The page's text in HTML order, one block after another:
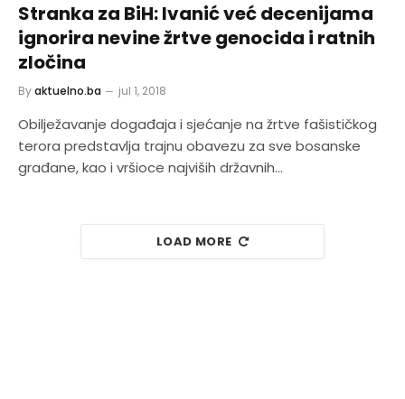
Stranka za BiH: Ivanić već decenijama
ignorira nevine žrtve genocida i ratnih
zločina
Byaktuelno.ba jul 1, 2018
Obilježavanje događaja i sjećanje na žrtve fašističkog
terora predstavlja trajnu obavezu za sve bosanske
građane, kao i vršioce najviših državnih…
LOAD MORE